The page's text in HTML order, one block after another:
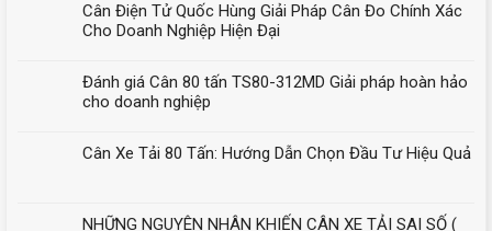
Cân Điện Tử Quốc Hùng Giải Pháp Cân Đo Chính Xác
Cho Doanh Nghiệp Hiện Đại
Đánh giá Cân 80 tấn TS80-312MD Giải pháp hoàn hảo
cho doanh nghiệp
Cân Xe Tải 80 Tấn: Hướng Dẫn Chọn Đầu Tư Hiệu Quả
NHỮNG NGUYÊN NHÂN KHIẾN CÂN XE TẢI SAI SỐ (